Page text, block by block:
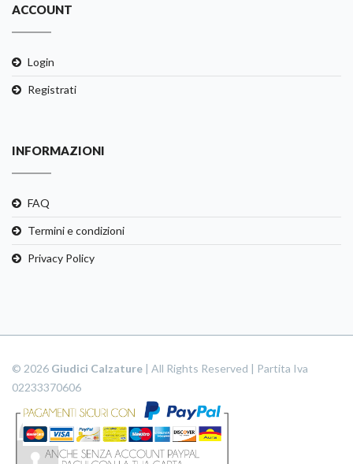
ACCOUNT
Login
Registrati
INFORMAZIONI
FAQ
Termini e condizioni
Privacy Policy
© 2026 Giudici Calzature | All Rights Reserved | Partita Iva
02233370606